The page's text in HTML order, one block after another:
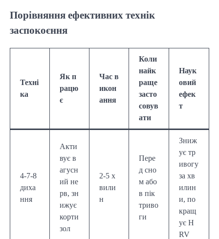
Порівняння ефективних технік
заспокоєння
Техні
ка
Як п
рацю
є
Час в
икон
ання
Коли
найк
раще
засто
совув
ати
Наук
овий
ефек
т
4-7-8
диха
ння
Акти
вує в
агусн
ий не
рв, зн
ижує
корти
зол
2-5 х
вили
н
Пере
д сно
м або
в пік
триво
ги
Зниж
ує тр
ивогу
за хв
илин
и, по
кращ
ує H
RV